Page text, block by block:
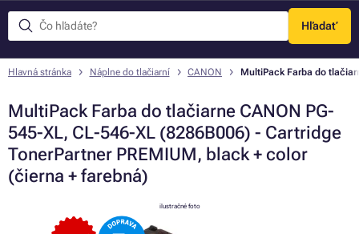
Hľadať
Menu
Hlavná stránka Náplne do tlačiarní CANON MultiPack Farba do
MultiPack Farba do tlačiarne CANON PG-
545-XL, CL-546-XL (8286B006) - Cartridge
TonerPartner PREMIUM, black + color
(čierna + farebná)
ilustračné foto